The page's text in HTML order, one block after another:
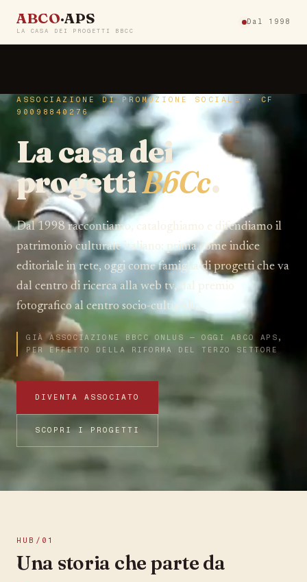
ABCO·APS
LA CASA DEI PROGETTI BBCC
Dal 1998
ASSOCIAZIONE DI PROMOZIONE SOCIALE · CF
90098840276
La casa dei
progettiBbCc.
Dal 1998 raccontiamo, cataloghiamo e difendiamo il
patrimonio culturale italiano: prima come indice
editoriale in rete, oggi come famiglia di progetti che va
dal centro di ricerca alla web tv, dal premio
fotografico al centro socio-culturale.
GIÀ ASSOCIAZIONE BBCC ONLUS — OGGI ABCO APS,
PER EFFETTO DELLA RIFORMA DEL TERZO SETTORE
DIVENTA ASSOCIATO
SCOPRI I PROGETTI
HUB/01
Una storia che parte da